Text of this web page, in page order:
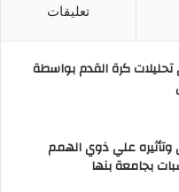
تعليقات
تحليلات كرة القدم بواسطة
وتأثيره علي ذوي الهمم
بجامعة بنها